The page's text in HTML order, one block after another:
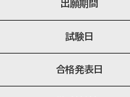
出願期間
試験日
合格発表日